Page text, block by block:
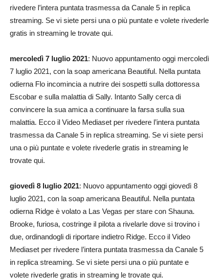
rivedere l’intera puntata trasmessa da Canale 5 in replica
streaming. Se vi siete persi una o più puntate e volete rivederle
gratis in streaming le trovate qui.
mercoledì 7 luglio 2021: Nuovo appuntamento oggi mercoledì
7 luglio 2021, con la soap americana Beautiful. Nella puntata
odierna Flo incomincia a nutrire dei sospetti sulla dottoressa
Escobar e sulla malattia di Sally. Intanto Sally cerca di
convincere la sua amica a continuare la farsa sulla sua
malattia. Ecco il Video Mediaset per rivedere l’intera puntata
trasmessa da Canale 5 in replica streaming. Se vi siete persi
una o più puntate e volete rivederle gratis in streaming le
trovate qui.
giovedì 8 luglio 2021: Nuovo appuntamento oggi giovedì 8
luglio 2021, con la soap americana Beautiful. Nella puntata
odierna Ridge è volato a Las Vegas per stare con Shauna.
Brooke, furiosa, costringe il pilota a rivelarle dove si trovino i
due, ordinandogli di riportare indietro Ridge. Ecco il Video
Mediaset per rivedere l’intera puntata trasmessa da Canale 5
in replica streaming. Se vi siete persi una o più puntate e
volete rivederle gratis in streaming le trovate qui.